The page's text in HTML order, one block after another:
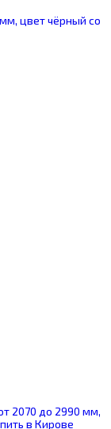
цвет чёрный со